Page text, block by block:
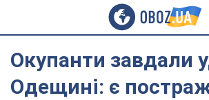
Окупанти завдали
Одещині: є